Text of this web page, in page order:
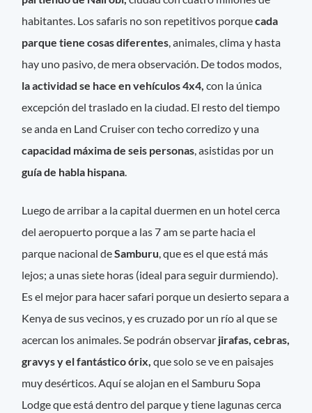
habitantes. Los safaris no son repetitivos porquecada
parque tiene cosas diferentes , animales, clima y hasta
hay uno pasivo, de mera observación. De todos modos,
la actividad se hace en vehículos 4x4,con la única
excepción del traslado en la ciudad. El resto del tiempo
se anda en Land Cruiser con techo corredizo y una
capacidad máxima de seis personas , asistidas por un
guía de habla hispana
Luego de arribar a la capital duermen en un hotel cerca
del aeropuerto porque a las 7 am se parte hacia el
parque nacional deSamburu, que es el que está más
lejos; a unas siete horas (ideal para seguir durmiendo).
Es el mejor para hacer safari porque un desierto separa a
Kenya de sus vecinos, y es cruzado por un río al que se
acercan los animales. Se podrán observar jirafas, cebras,
gravys y el fantástico órix, que solo se ve en paisajes
muy desérticos. Aquí se alojan en el Samburu Sopa
Lodge que está dentro del parque y tiene lagunas cerca